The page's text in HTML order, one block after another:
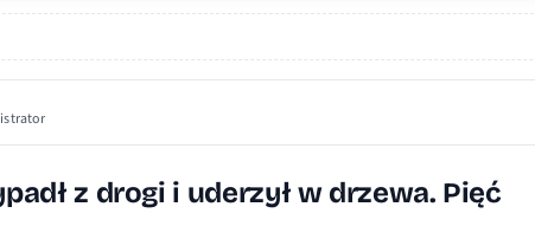
z drogi i uderzył w drzewa. Pięć